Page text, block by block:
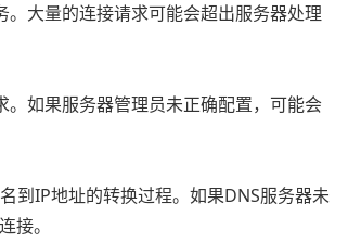
大量的连接请求可能会超出服务器处理
如果服务器管理员未正确配置，可能会
到IP地址的转换过程。如果DNS服务器未
接。